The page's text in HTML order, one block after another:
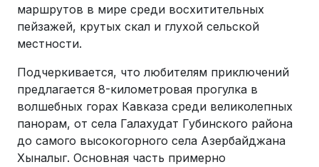
маршрутов в мире среди восхитительных
пейзажей, крутых скал и глухой сельской
местности.
Подчеркивается, что любителям приключений
предлагается 8-километровая прогулка в
волшебных горах Кавказа среди великолепных
панорам, от села Галахудат Губинского района
до самого высокогорного села Азербайджана
Хыналыг. Основная часть примерно